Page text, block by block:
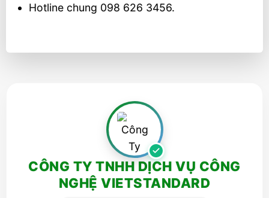
Hotline chung 098 626 3456.
CÔNG TY TNHH DỊCH VỤ CÔNG
NGHỆ VIETSTANDARD